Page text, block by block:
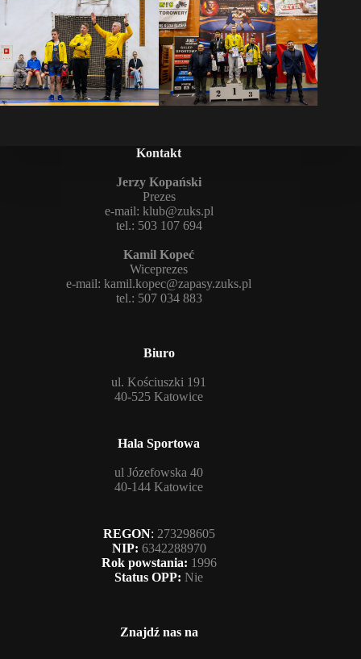
Kontakt
Jerzy Kopański
Prezes
e-mail: klub@zuks.pl
tel.: 503 107 694
Kamil Kopeć
Wiceprezes
e-mail:kamil.kopec@zapasy.zuks.pl
tel.: 507 034 883
Biuro
ul. Kościuszki 191
40-525 Katowice
Hala Sportowa
ul Józefowska 40
40-144 Katowice
REGON: 273298605
NIP: 6342288970
Rok powstania: 1996
Status OPP: Nie
Znajdź nas na